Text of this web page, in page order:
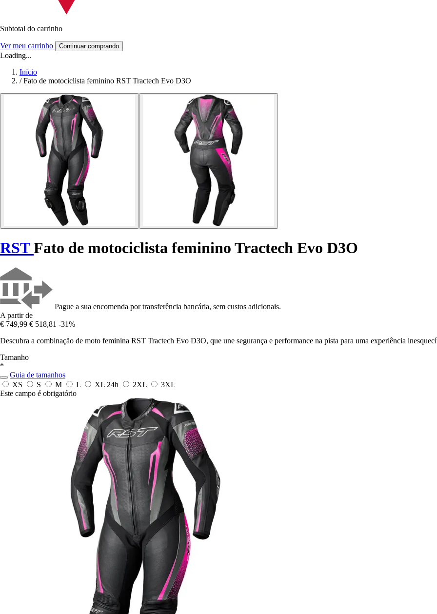
Subtotal do carrinho
Ver meu carrinho Continuar comprando
Loading...
Início
/ Fato de motociclista feminino RST Tractech Evo D3O
RSTFato de motociclista feminino Tractech Evo D3O
Pague a sua encomenda por transferência bancária, sem custos adicionais.
A partir de
€ 749,99 € 518,81 -31%
Descubra a combinação de moto feminina RST Tractech Evo D3O, que une segurança e performance na pista para uma experiência
Tamanho
*
Guia de tamanhos
XS
S M L XL 24h 2XL
3XL
Este campo é obrigatório